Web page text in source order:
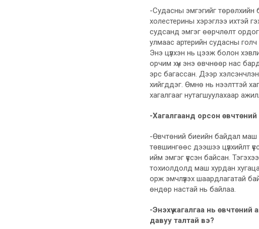
-Судасны эмгэгийг төрөлхийн
холестерины хэрэглээ ихтэй
судсанд эмгэг өөрчлөлт
улмаас артерийн судасны
Энэ цүлхэн нь цээж болон
орчим хүн энэ өвчнөөр нас
эрс багассан. Дээр
хийгддэг. Өмнө нь нээлттэй
хагалгааг нутагшуулахаар
-Хагалгаанд орсон
-Өвчтөний биеийн байдал маш
төвшингөөс дээшээ цүлхийлт
ийм эмгэг үүссэн байсан.
тохиолдолд маш хурдан
орж эмчлүүлэх шаардлагатай
өндөр настай нь байлаа.
-Энэхүү хагалгаа нь
давуу талтай вэ?